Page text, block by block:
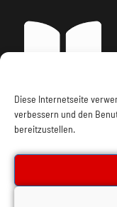
Diese Internetseite
verbessern und den
bereitzustellen.Impressum,